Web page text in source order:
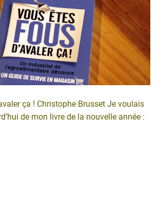
ça ! Christophe Brusset Je voulais
de mon livre de la nouvelle année :